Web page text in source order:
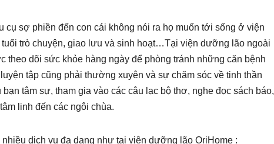
sợ phiền đến con cái không nói ra họ muốn tới sống ở viện
trò chuyện, giao lưu và sinh hoạt…Tại viện dưỡng lão ngoài
theo dõi sức khỏe hàng ngày để phòng tránh những căn bệnh
tập cũng phải thường xuyên và sự chăm sóc về tinh thần
tâm sự, tham gia vào các câu lạc bộ thơ, nghe đọc sách báo,
linh đến các ngôi chùa.
dịch vụ đa dạng như tại viện dưỡng lão OriHome :